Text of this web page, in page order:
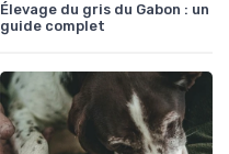
Élevage du gris du Gabon : un
guide complet